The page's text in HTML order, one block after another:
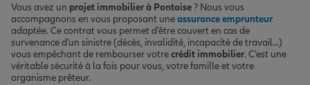
Vous avez un projet immobilier à Pontoise? Nous vous
accompagnons en vous proposant uneassurance emprunteur
adaptée. Ce contrat vous permet d'être couvert en cas de
survenance d'un sinistre (décès, invalidité, incapacité de travail...)
vous empêchant de rembourser votrecrédit immobilier. C'est une
véritable sécurité à la fois pour vous, votre famille et votre
organisme prêteur.